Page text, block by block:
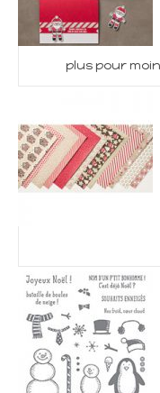
plus pour